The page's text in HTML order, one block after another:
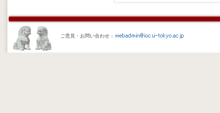
ご意見・お問い合わせ：